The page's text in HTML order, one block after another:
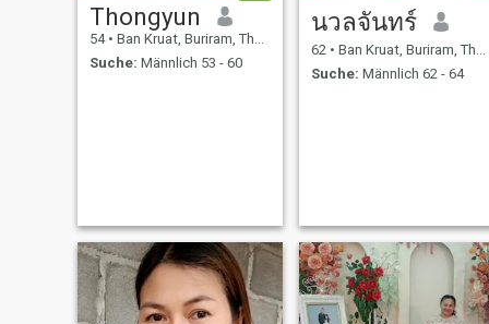
Thongyun
54 • Ban Kruat, Buriram, Thailand
Suche: Männlich 53 - 60
นวลจันทร์
62 • Ban Kruat, Buriram, Thailand
Suche: Männlich 62 - 64